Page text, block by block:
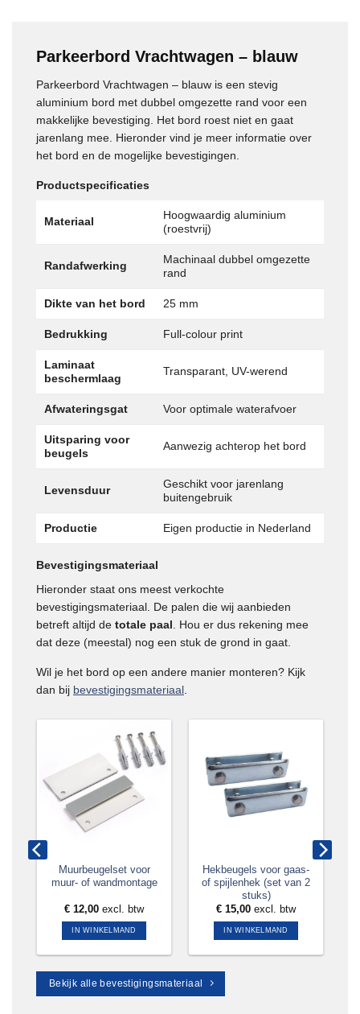
Parkeerbord Vrachtwagen – blauw
Parkeerbord Vrachtwagen – blauw is een stevig
aluminium bord met dubbel omgezette rand voor een
makkelijke bevestiging. Het bord roest niet en gaat
jarenlang mee. Hieronder vind je meer informatie over
het bord en de mogelijke bevestigingen.
Productspecificaties
Materiaal
Hoogwaardig aluminium
(roestvrij)
Randafwerking
Machinaal dubbel omgezette
rand
Dikte van het bord 25 mm
Bedrukking Full-colour print
Laminaat
beschermlaag
Transparant, UV-werend
Afwateringsgat Voor optimale waterafvoer
Uitsparing voor
beugels
Aanwezig achterop het bord
Levensduur
Geschikt voor jarenlang
buitengebruik
Productie Eigen productie in Nederland
Bevestigingsmateriaal
Hieronder staat ons meest verkochte
bevestigingsmateriaal. De palen die wij aanbieden
betreft altijd de totale paal . Hou er dus rekening mee
dat deze (meestal) nog een stuk de grond in gaat.
Wil je het bord op een andere manier monteren? Kijk
dan bij bevestigingsmateriaal
Muurbeugelset voor
muur- of wandmontage
€ 12,00 excl. btw
IN WINKELMAND
Hekbeugels voor gaas-
of spijlenhek (set van 2
stuks)
€ 15,00 excl. btw
IN WINKELMAND
Bekijk alle bevestigingsmateriaal